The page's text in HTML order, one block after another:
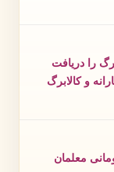
را دریافت
و کالابرگ
وام ۳۰۰ میلیون تومانی معلمان